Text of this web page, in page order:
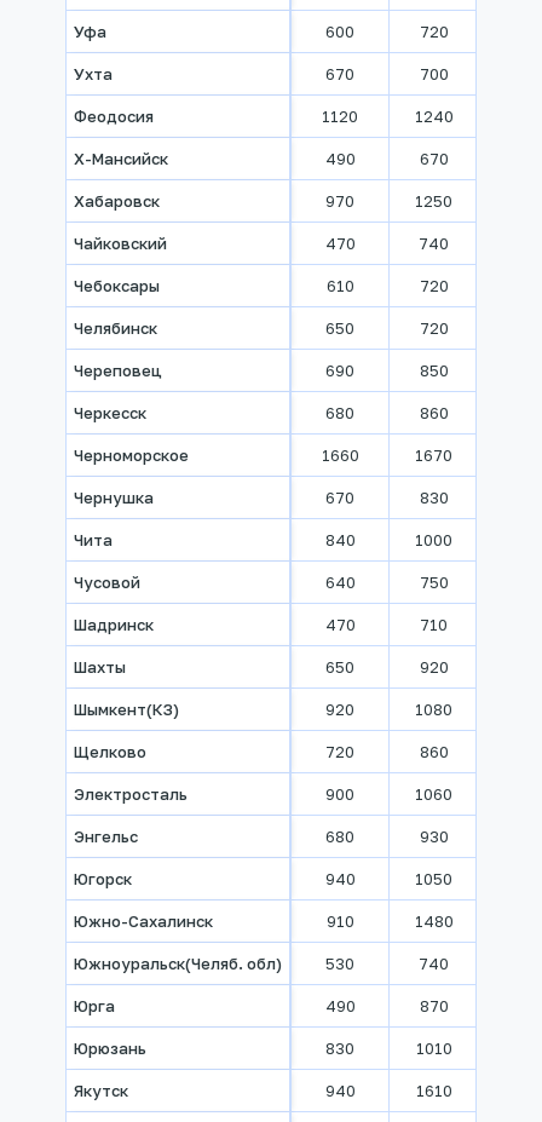
Уфа 600 720
Ухта 670 700
Феодосия 1120 1240
Х-Мансийск 490 670
Хабаровск 970 1250
Чайковский 470 740
Чебоксары 610 720
Челябинск 650 720
Череповец 690 850
Черкесск 680 860
Черноморское 1660 1670
Чернушка 670 830
Чита 840 1000
Чусовой 640 750
Шадринск 470 710
Шахты 650 920
Шымкент(КЗ) 920 1080
Щелково 720 860
Электросталь 900 1060
Энгельс 680 930
Югорск 940 1050
Южно-Сахалинск 910 1480
Южноуральск(Челяб. обл) 530 740
Юрга 490 870
Юрюзань 830 1010
Якутск 940 1610